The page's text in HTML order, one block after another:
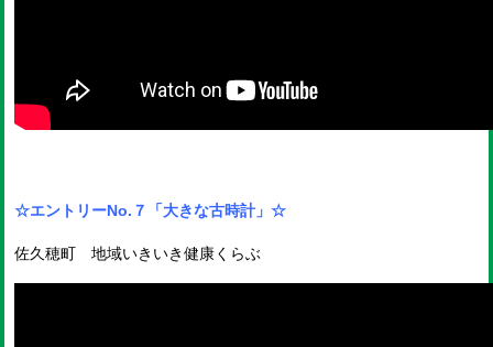
☆エントリーNo.７ 「大きな古時計」☆
佐久穂町 地域いきいき健康くらぶ